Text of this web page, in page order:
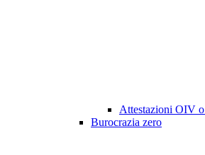
Attestazioni OIV o
Burocrazia zero